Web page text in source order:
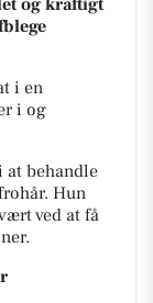
og kraftigt
i en
i og
at behandle
Hun
ved at få